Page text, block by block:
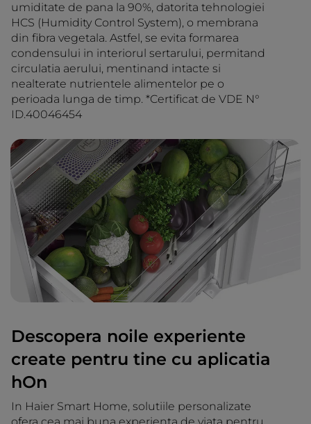
umiditate de pana la 90%, datorita tehnologiei
HCS (Humidity Control System), o membrana
din fibra vegetala. Astfel, se evita formarea
condensului in interiorul sertarului, permitand
circulatia aerului, mentinand intacte si
nealterate nutrientele alimentelor pe o
perioada lunga de timp. *Certificat de VDE N°
ID.40046454
Descopera noile experiente
create pentru tine cu aplicatia
hOn
In Haier Smart Home, solutiile personalizate